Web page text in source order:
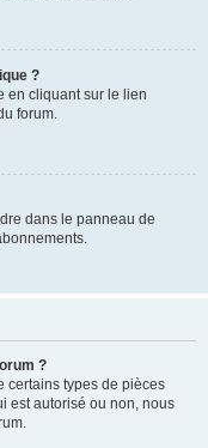
?
en cliquant sur le lien
forum.
dans le panneau de
?
certains types de pièces
est autorisé ou non, nous